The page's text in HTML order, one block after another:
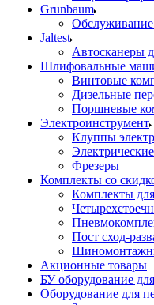
Grunbaum
Jaltest
Автосканеры
Шлифовальные
Винтовые
Дизельные
Поршневые
Электроинструмент
Клуппы
Фрезеры
Комплекты со
Комплекты
Пост сход-
Акционные товары
БУ оборудование
Оборудование для